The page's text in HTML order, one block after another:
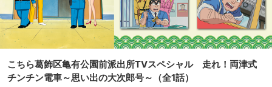
こちら葛飾区亀有公園前派出所TVスペシャル 走れ！両津式
チンチン電車～思い出の大次郎号～ （全1話）